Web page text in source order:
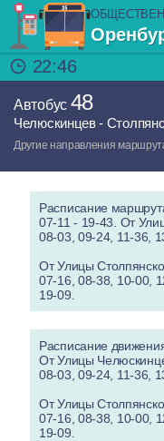
22:46
Автобус 48
Челюскинцев -
Другие направления
Расписание
07-11 - 19-43. От
08-03, 09-24, 11-36,
От Улицы
07-16, 08-38, 10-00,
19-09.
Расписание
От Улицы
08-03, 09-24, 11-36,
От Улицы
07-16, 08-38, 10-00,
19-09.